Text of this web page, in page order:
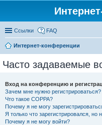
Ссылки FAQ
Интернет-конференции
Часто задаваемые
Вход на конференцию и
Зачем мне нужно регистрироваться?
Что такое COPPA?
Почему я не могу
Я только что зарегистрировался, но
Почему я не могу войти?